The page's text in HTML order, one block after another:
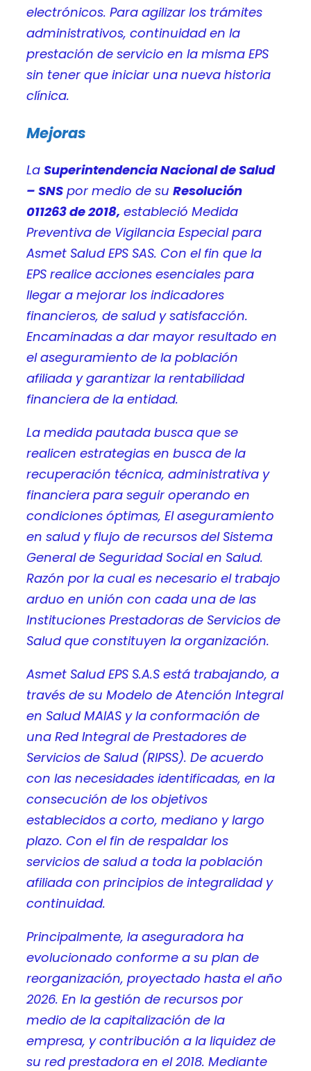
electrónicos. Para agilizar los trámites
administrativos, continuidad en la
prestación de servicio en la misma EPS
sin tener que iniciar una nueva historia
clínica.
Mejoras
La Superintendencia Nacional de Salud
– SNS por medio de su Resolución
011263 de 2018, estableció Medida
Preventiva de Vigilancia Especial para
Asmet Salud EPS SAS. Con el fin que la
EPS realice acciones esenciales para
llegar a mejorar los indicadores
financieros, de salud y satisfacción.
Encaminadas a dar mayor resultado en
el aseguramiento de la población
afiliada y garantizar la rentabilidad
financiera de la entidad.
La medida pautada busca que se
realicen estrategias en busca de la
recuperación técnica, administrativa y
financiera para seguir operando en
condiciones óptimas, El aseguramiento
en salud y flujo de recursos del Sistema
General de Seguridad Social en Salud.
Razón por la cual es necesario el trabajo
arduo en unión con cada una de las
Instituciones Prestadoras de Servicios de
Salud que constituyen la organización.
Asmet Salud EPS S.A.S está trabajando, a
través de su Modelo de Atención Integral
en Salud MAIAS y la conformación de
una Red Integral de Prestadores de
Servicios de Salud (RIPSS). De acuerdo
con las necesidades identificadas, en la
consecución de los objetivos
establecidos a corto, mediano y largo
plazo. Con el fin de respaldar los
servicios de salud a toda la población
afiliada con principios de integralidad y
continuidad.
Principalmente, la aseguradora ha
evolucionado conforme a su plan de
reorganización, proyectado hasta el año
2026. En la gestión de recursos por
medio de la capitalización de la
empresa, y contribución a la liquidez de
su red prestadora en el 2018. Mediante